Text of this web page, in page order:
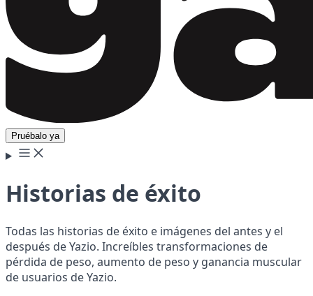
Pruébalo ya
Historias de éxito
Todas las historias de éxito e imágenes del antes y el
después de Yazio. Increíbles transformaciones de
pérdida de peso, aumento de peso y ganancia muscular
de usuarios de Yazio.